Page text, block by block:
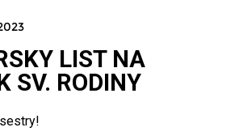
LIST NA
SV. RODINY